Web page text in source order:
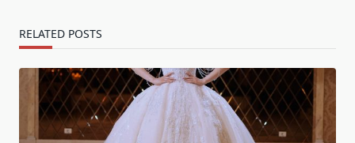
RELATED POSTS